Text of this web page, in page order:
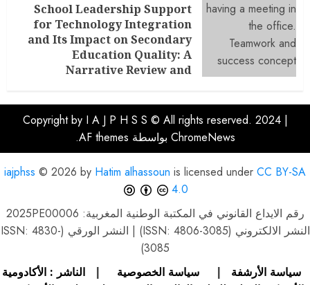
School Leadership Support
for Technology Integration
and Its Impact on Secondary
Education Quality: A
Narrative Review and
يوليو 29, 2026 0
Copyright by I A J P H S S © All rights reserved. 2024 |
ChromeNews بواسطة AF themes.
iajphss © 2026 by Hatim alhassoun is licensed under CC BY-SA
4.0
رقم الايداع القانوني في المكتبة الوطنية المغربية: 2025PE00006
النشر الالكتروني (ISSN: 4806-3085) | النشر الورقي (ISSN: 4830-
3085)
سياسة الأرشفة
| سياسة الخصوصية |
الناشر : الأكادومية